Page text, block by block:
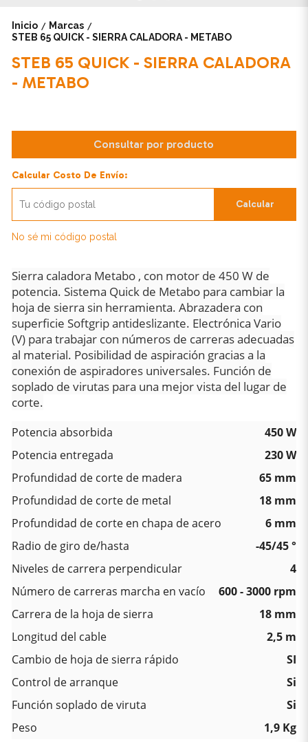
Inicio / Marcas /
STEB 65 QUICK - SIERRA CALADORA - METABO
STEB 65 QUICK - SIERRA CALADORA
- METABO
Consultar por producto
Calcular Costo De Envío:
Calcular
No sé mi código postal
Sierra caladora Metabo , con motor de 450 W de
potencia. Sistema Quick de Metabo para cambiar la
hoja de sierra sin herramienta. Abrazadera con
superficie Softgrip antideslizante. Electrónica Vario
(V) para trabajar con números de carreras adecuadas
al material. Posibilidad de aspiración gracias a la
conexión de aspiradores universales. Función de
soplado de virutas para una mejor vista del lugar de
corte.
Potencia absorbida
450 W
Potencia entregada
230 W
Profundidad de corte de madera
65 mm
Profundidad de corte de metal
18 mm
Profundidad de corte en chapa de acero
6 mm
Radio de giro de/hasta
-45/45 °
Niveles de carrera perpendicular
4
Número de carreras marcha en vacío
600 - 3000 rpm
Carrera de la hoja de sierra
18 mm
Longitud del cable
2,5 m
Cambio de hoja de sierra rápido
SI
Control de arranque
Si
Función soplado de viruta
Si
Peso
1,9 Kg